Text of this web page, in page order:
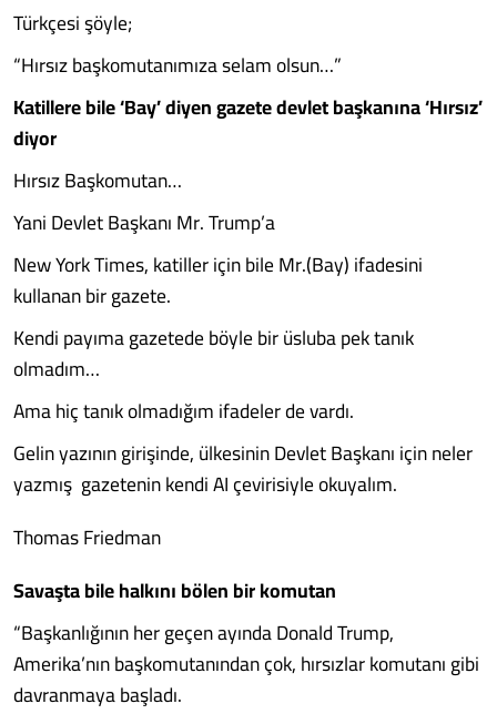
Türkçesi şöyle;
“Hırsız başkomutanımıza selam olsun…”
Katillere bile ‘Bay’ diyen gazete devlet başkanına ‘Hırsız’
diyor
Hırsız Başkomutan…
Yani Devlet Başkanı Mr. Trump’a
New York Times, katiller için bile Mr.(Bay) ifadesini
kullanan bir gazete.
Kendi payıma gazetede böyle bir üsluba pek tanık
olmadım…
Ama hiç tanık olmadığım ifadeler de vardı.
Gelin yazının girişinde, ülkesinin Devlet Başkanı için neler
yazmış gazetenin kendi AI çevirisiyle okuyalım.
Thomas Friedman
Savaşta bile halkını bölen bir komutan
“Başkanlığının her geçen ayında Donald Trump,
Amerika’nın başkomutanından çok, hırsızlar komutanı gibi
davranmaya başladı.